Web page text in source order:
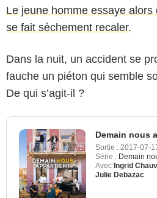
Le jeune homme essaye alors
se fait sèchement recaler.
Dans la nuit, un accident se
fauche un piéton qui semble
De qui s’agit-il ?
Demain nous
Sortie : 2017-07-
Série : Demain
Avec Ingrid
Julie Debazac